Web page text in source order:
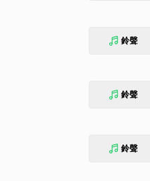
鈴聲
鈴聲
鈴聲